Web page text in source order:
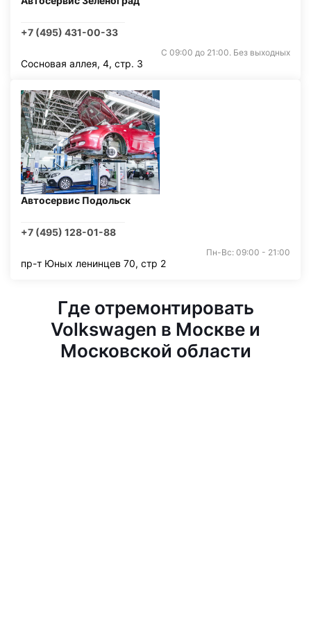
+7 (495) 431-00-33
С 09:00 до 21:00. Без выходных
Сосновая аллея, 4, стр. 3
Автосервис Подольск
+7 (495) 128-01-88
Пн-Вс: 09:00 - 21:00
пр-т Юных ленинцев 70, стр 2
Где отремонтировать
Volkswagen в Москве и
Московской области